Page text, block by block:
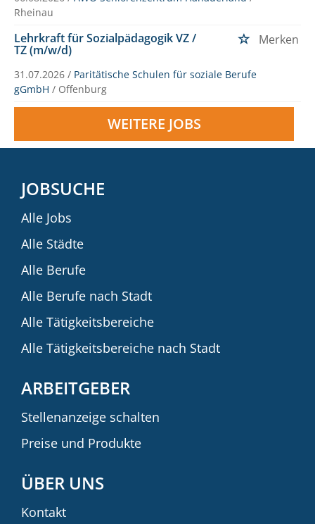
Rheinau
Lehrkraft für Sozialpädagogik VZ /
TZ (m/w/d)
Merken
31.07.2026 / Paritätische Schulen für soziale Berufe
gGmbH / Offenburg
WEITERE JOBS
JOBSUCHE
Alle Jobs
Alle Städte
Alle Berufe
Alle Berufe nach Stadt
Alle Tätigkeitsbereiche
Alle Tätigkeitsbereiche nach Stadt
ARBEITGEBER
Stellenanzeige schalten
Preise und Produkte
ÜBER UNS
Kontakt